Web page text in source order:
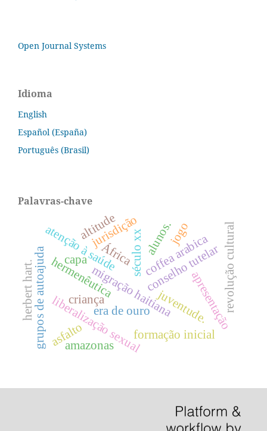
Open Journal Systems
Idioma
English
Español (España)
Português (Brasil)
Palavras-chave
conselho tutelar
migração haitiana revolução cultural
era de ouro
século xx
liberalização sexual juventude.
grupos de autoajudaatenção à saúde coffea arabica
capa
apresentação
jurisdição
hermenêutica
herbert hart.
asfalto formação inicial
altitude alunos.
amazonas
criança
África
jogo